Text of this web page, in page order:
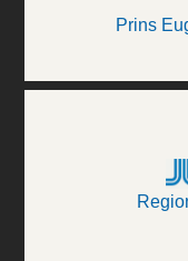
Prins